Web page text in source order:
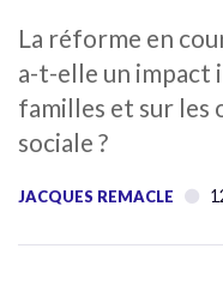
La réforme en
a-t-elle un impact
familles et sur les
sociale ?
JACQUES REMACLE